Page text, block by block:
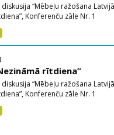
diskusija “Mēbeļu ražošana
Konferenču zāle Nr. 1
rītdiena”
diskusija “Mēbeļu ražošana
Konferenču zāle Nr. 1